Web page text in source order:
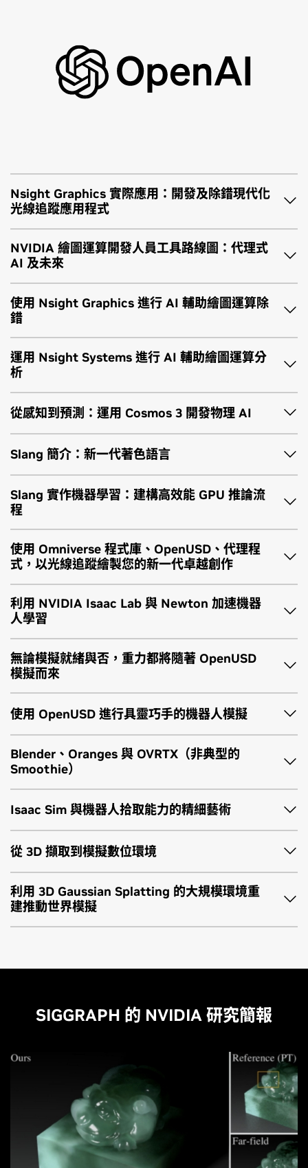
Nsight Graphics 實際應用：開發及除錯現代化
光線追蹤應用程式
7 月 19 日 (日)
太平洋時間上午 11 點 — 下午 12:30
NVIDIA 實驗室，502B 室
深入高效能繪圖運算程式設計的世界，透過這個實作實驗課
Vulkan 與 Direct3D 12 的技術。本實驗課程將教您如何有效使
用 NVIDIA Nsight™ Graphics 來檢視與除錯畫格，以辨識並診
斷常見的渲染錯誤與效能瓶頸。
在本實驗課程結束時，參與者將瞭解這些工具與繪圖運算執行
的應用程式。涵蓋的關鍵工具包括繪圖運算除錯器、光線追蹤
偵測器、著色器偵錯器，以及 GPU 當機傾印偵測器。
查看演講詳細資訊
NVIDIA 繪圖運算開發人員工具路線圖：代理式
AI 及未來
第一場：
7 月 19 日 (日)
太平洋時間下午 2:00 — 2:25
NVIDIA 實驗室，502B 室
第二場：
7 月 20 日 (一)
上午 9:00 — 9:25
NVIDIA 實驗室，502B 室
並探討代理式 AI 工作流程如何塑造未來發展方向。涵蓋 Nsight
Graphics、Nsight Systems 與 Nsight Aftermath 的最新進
展，本場將重點介紹在除錯、效能分析與當機分析能力上的關
與會者將對目前工具生態系有扎實的理解，並獲得針對繪圖運
算開發人員所打造的代理式 AI 功能之實務見解。本場演講並搭
配兩個實作實驗課程，參與者將可直接使用並探索 AI 輔助的工
作流程。
查看演講詳細資訊 (第二場)
使用 Nsight Graphics 進行 AI 輔助繪圖運算除
錯
第一場：
7 月 19 日 (日)
太平洋時間下午 2:30 － 4:00
7 月 20 日 (一)
上午 9:30 至 11:00
NVIDIA 實驗室，502B 室
現代繪圖運算應用程式越來越難以除錯。光線追蹤、具備神經
渲染的進階渲染流程、GPU 當機與效能瓶頸，往往需要開發人
員在大量資料中進行排查，才能找出問題的真正根源。與此同
在本實作實驗課程中，參與者將進入「神秘殿堂」，這是一個
互動式繪圖運算除錯體驗，圍繞一系列真實的渲染與效能挑戰
所設計。參與者將使用開發中的 Nsight Graphics MCP (模型
透過專業繪圖運算除錯工作流程進行效能最佳化。將不採用腳
本式教學或傳統工具使用方式，而是讓參與者透過蒐集證據、
制定假設、檢查擷取與追蹤，並在 AI 引導的調查下進行驗證結
論。在此過程中，參與者將學習 AI 輔助工作流程如何加速除
力。
在本實驗課程結束時，參與者將完成多個繪圖運算除錯挑戰，
並獲得運用 AI 輔助工作流程來調查與解決現代繪圖運算應用程
式問題的實務經驗。
運用 Nsight Systems 進行 AI 輔助繪圖運算分
析
第一場：
7 月 19 日 (日)
太平洋時間下午 4:15 － 5:15
NVIDIA 實驗室，502B 室
第二場：
7 月 20 日 (一)
上午 11:15 — 下午 12:15
NVIDIA 實驗室，502B 室
Systems 的代理式未來，並聚焦於 CPU 與 GPU 效能的整體分
析。參與者將在實作情境中進行操作，由 AI 代理程式協助進行
效能分析。本演講彌合了新興模型能力與即時及離線繪圖運算
諸行動的深入解析，瞭解如何在當前導入代理式 AI 工作流程，
以及未來即將出現的創新方向。
查看演講詳細資訊 (第一場)
從感知到預測：運用 Cosmos 3 開發物理 AI
7 月 20 日 (一)
太平洋時間下午 1:30 － 3:00
NVIDIA 實驗室，502B 室
3 Nano Reasoner 來為真實機器人影片製作字幕、產生資料增
強提示詞，並透過思維鏈推理驗證合成影片素材。接著，我們
將使用 Cosmos 3 與 Cosmos-Transfer2.5，根據這些提示詞
合成並轉換寫實影片，在不需新增錄製流程的情況下擴充訓練
資料。
最後，我們將在不同的動作模式中應用 Cosmos 3，將場景理
解轉譯為具身控制指令，完成感知 → 推理 → 行動的循環。
Slang 簡介：新一代著色語言
7 月 21 日 (二)
太平洋時間上午 10:15 — 11:45
Concourse Hall
本實作課程將介紹 Slang，這是一種由 Khronos 托管的開源、
Slang 設計目標是應對著色器程式碼日益增加的複雜性，提供現
代化的程式設計語法結構，同時在當前 GPU 上維持頂尖效能。
Slang 實作機器學習：建構高效能 GPU 推論流
程
7 月 21 日 (二)
太平洋時間下午 12:00 － 1:30
Concourse Hall
學習使用 Slang 建構 GPU 機器學習推論流程。使用輕量且開放
SafeTensors 權重、執行推論，並進行核心融合以提升效能。
實作導向、跨平台且高度可自訂，非常適用於遊戲、工具與研
究。
查看演講詳細資訊
使用 Omniverse 程式庫、OpenUSD、代理程
式，以光線追蹤繪製您的新一代卓越創作
7 月 22 日 (三)
太平洋時間上午 9:00 － 10:30
NVIDIA 實驗室，502B 室
歡迎來到 NVIDIA 物理 AI 代理程式訓練營的第一門課程。
能用於模擬、機器人測試或訓練。本實作課程透過 NVIDIA
Omniverse™ 程式庫與 AI 代理程式輔助開發，引導與會者打造
基於 OpenUSD 的 RTX™ 視圖，進而介紹上述基礎設施。
角、查詢場景屬性，並輸出影像結果。他們還將學習一套可重
複的代理程式工作流程：定義目標、提供情境、指定相關技
能、檢視生成的差異，並在理解程式碼後才執行。
最後，參與者將擁有一個可運作的 RTX 視圖應用程式，並掌握
一套可用於 AI 代理程式的實務方法，以建構可靠的繪圖運算與
模擬工具，支援物理 AI 工作流程。
利用 NVIDIA Isaac Lab 與 Newton 加速機器
人學習
7 月 22 日 (三)
太平洋時間上午 10:15 — 11:45
Concourse Hall
Newton 實作課程（GPU 加速物理引擎），及其與 Isaac™ Lab
解器與接觸調校、關節與感測器，並進一步在以 Newton 作為
物理後端的 Isaac Lab 中進行策略訓練與評估。
查看演講詳細資訊
無論模擬就緒與否，重力都將隨著 OpenUSD
模擬而來
7 月 22 日 (三)
太平洋時間上午 10:45 — 下午 12:15
NVIDIA 實驗室，502B 室
緒。
物理 AI 工作流程需要結構化、經驗證且具備物理意義的素材。
本實作課程將延續先前的 OpenUSD 與 RTX 視圖實驗課程，將
從視覺檢測轉向模擬就緒。
與會者將驗證用於模擬就緒工作流程的 OpenUSD 素材，將
者輸入下的行為表現。
材、已轉換的 USD 內容，以及可用於機器人測試或物理 AI 工
使用 OpenUSD 進行具靈巧手的機器人模擬
7 月 22 日（三）
太平洋時間下午 12:00 － 1:30
Concourse Hall
碰撞體與關節，並調整控制增益以達到穩定且具真實感的運動
表現。參與者將使用機器人手部素材，並應用模擬就緒建構的
最佳實務。
Blender、Oranges 與 OVRTX（非典型的
Smoothie）
7 月 22 日 (三)
太平洋時間下午 1:45 — 3:15
NVIDIA 實驗室，502B 室
Blender 是許多 3D 概念最初成形的地方，而本課程作為
NVIDIA 物理 AI 代理訓練營的一部分，將示範如何在不遷移工
作流程的情況下，透過 Omniverse 程式庫拓展熟悉的工作環
境。與會者將使用 AI 代理程式來搭建 Blender 整合架構，將
Blender 的視圖。在此過程中，與會者將瞭解 Blender 的場景
圖如何連接至 Omniverse 支援的渲染與模擬服務。
最後，與會者將在 Blender 中擁有一個具備 RTX 渲染與物理支
援場景，並更清楚理解可組合的 Omniverse 程式庫如何延伸既
有工具，供藝術家、技術總監與模擬團隊使用。
查看演講詳細資訊
Isaac Sim 與機器人拾取能力的精細藝術
7 月 22 日 (三)
太平洋時間下午 3:30 － 5:00
NVIDIA 實驗室，502B 室
機械手臂，使用先前實驗課程素材或自行選擇的環境來組合場
本次演講聚焦於從「場景中空無一物」到「機器人成功拿起方
理可重複的設定步驟，使與會者能專注於場景意圖、模擬檢查
最終，學員將完成一個已組裝的 Isaac Sim 場景，包含經物理
驗證的機器人、互動素材，以及一項成功將 OpenUSD 場景建
構與機器人模擬流程串接的取放任務。
從 3D 擷取到模擬數位環境
7 月 23 日 (四)
太平洋時間上午 10:15 — 11:45
Concourse Hall
splat–mesh 物理模擬，並由 Kaolin Library 的最新功能提供支
查看演講詳細資訊
利用 3D Gaussian Splatting 的大規模環境重
建推動世界模擬
太平洋時間下午 12:00 － 1:30
學習如何使用 NVIDIA Omniverse NuRec Gaussian 型的重建
念，涵蓋資料擷取、重建，以及物件層級整合，支援在 NVIDIA
Isaac Lab 中進行機器人模擬。
查看演講詳細資訊
SIGGRAPH 的 NVIDIA 研究簡報